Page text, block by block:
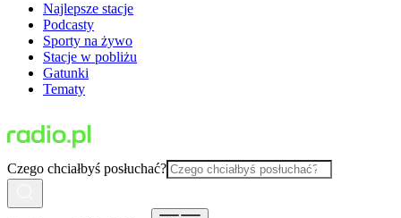
Najlepsze stacje
Podcasty
Sporty na żywo
Stacje w pobliżu
Gatunki
Tematy
Czego chciałbyś posłuchać?